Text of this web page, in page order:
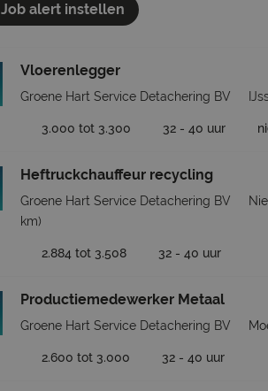
Job alert instellen
Vloerenlegger
Groene Hart Service Detachering BV
3.000 tot 3.300 32 - 40 uur
Heftruckchauffeur recycling
Groene Hart Service Detachering BV
km)
2.884 tot 3.508 32 - 40 uur
Productiemedewerker Metaal
Groene Hart Service Detachering BV
2.600 tot 3.000 32 - 40 uur